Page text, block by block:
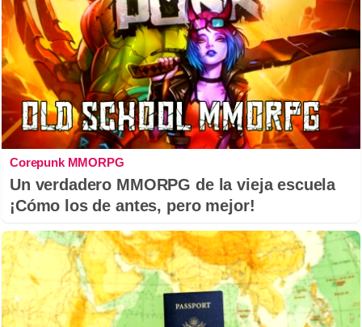
Corepunk MMORPG
Un verdadero MMORPG de la vieja escuela
¡Cómo los de antes, pero mejor!